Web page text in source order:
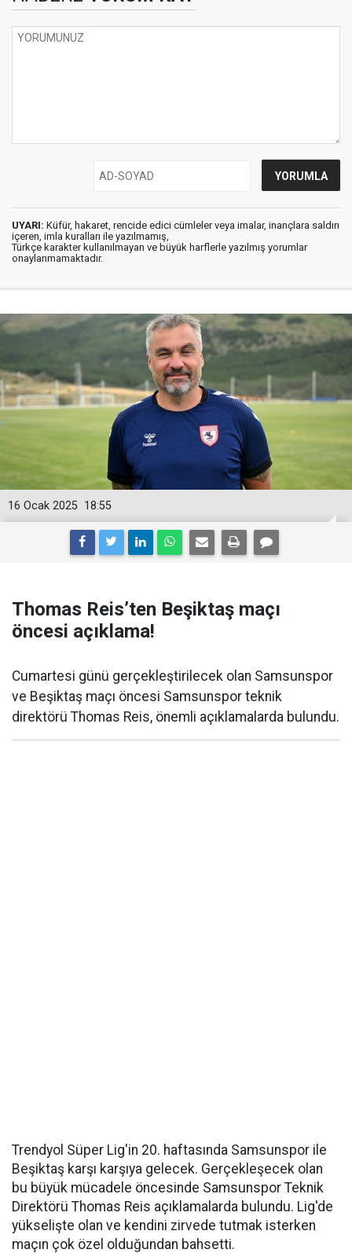
UYARI: Küfür, hakaret, rencide edici cümleler veya imalar, inançlara saldırı
içeren, imla kuralları ile yazılmamış,
Türkçe karakter kullanılmayan ve büyük harflerle yazılmış yorumlar
onaylanmamaktadır.
18:55
16 Ocak 2025
Thomas Reis’ten Beşiktaş maçı
öncesi açıklama!
Cumartesi günü gerçekleştirilecek olan Samsunspor
ve Beşiktaş maçı öncesi Samsunspor teknik
direktörü Thomas Reis, önemli açıklamalarda bulundu.
Trendyol Süper Lig'in 20. haftasında Samsunspor ile
Beşiktaş karşı karşıya gelecek. Gerçekleşecek olan
bu büyük mücadele öncesinde Samsunspor Teknik
Direktörü Thomas Reis açıklamalarda bulundu. Lig'de
yükselişte olan ve kendini zirvede tutmak isterken
maçın çok özel olduğundan bahsetti.